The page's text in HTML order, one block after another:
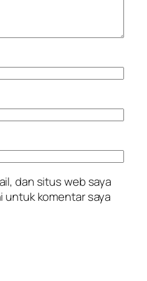
dan situs web saya
untuk komentar saya